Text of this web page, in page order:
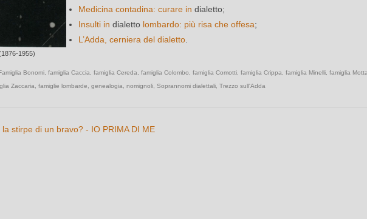
1955)
Medicina contadina: curare in dialetto;
Insulti in dialetto lombardo: più risa che offesa;
L’Adda, cerniera del dialetto
Bonomi famiglia Caccia famiglia Cereda famiglia Colombo famiglia Comotti famiglia Crippa famiglia Minelli famiglia Motta
Zaccaria famiglie lombarde genealogia nomignoli Soprannomi dialettali Trezzo sull'Adda
stirpe di un bravo? - IO PRIMA DI ME